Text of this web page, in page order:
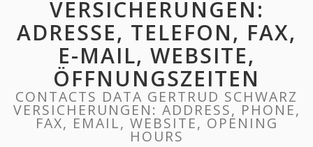
VERSICHERUNGEN:
ADRESSE, TELEFON, FAX,
E-MAIL, WEBSITE,
ÖFFNUNGSZEITEN
CONTACTS DATA GERTRUD SCHWARZ
VERSICHERUNGEN: ADDRESS, PHONE,
FAX, EMAIL, WEBSITE, OPENING
HOURS